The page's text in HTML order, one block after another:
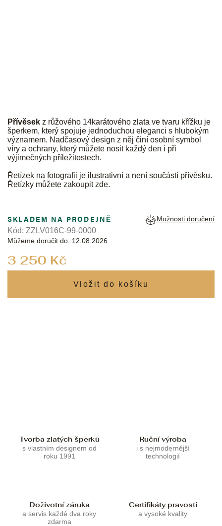
Přívěsek z růžového 14karátového zlata ve tvaru křížku je
šperkem, který spojuje jednoduchou eleganci s hlubokým
významem. Nadčasový design z něj činí osobní symbol
víry a ochrany, který můžete nosit každý den i při
výjimečných příležitostech.
Řetízek na fotografii je ilustrativní a není součástí přívěsku.
Řetízky můžete zakoupitzde.
3 250 Kč
SKLADEM NA PRODEJNĚ
Můžeme doručit do: 12.08.2026
Možnosti doručení
Kód: ZZLV016C-99-0000
Tvorba zlatých šperků
s vlastním designem od
roku 1991
Ruční výroba
i s nejmodernější
technologií
Doživotní záruka
a servis každé dva roky
zdarma
Certifikáty pravosti
a vysoké kvality